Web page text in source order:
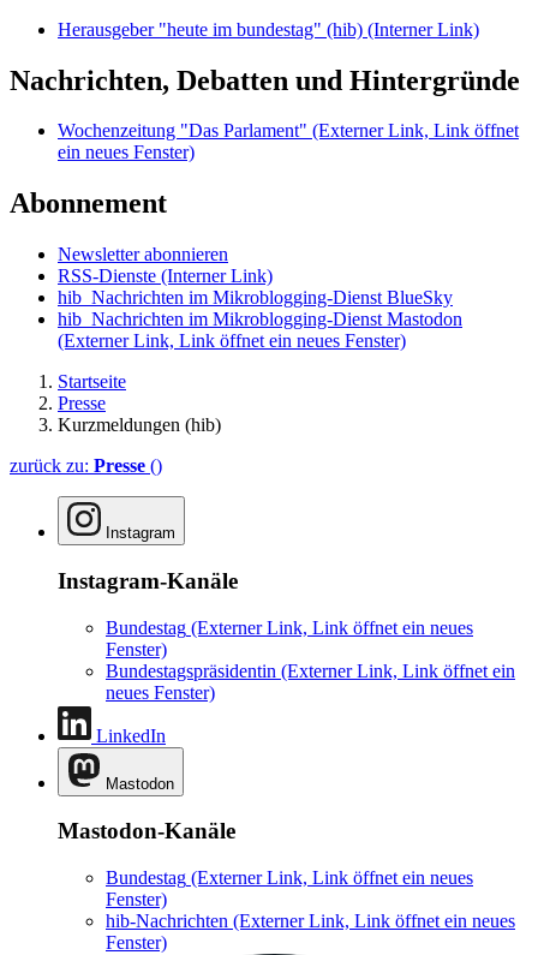
Herausgeber "heute im bundestag" (hib) (Interner Link)
Nachrichten, Debatten und Hintergründe
Wochenzeitung "Das Parlament" (Externer Link, Link öffnet
ein neues Fenster)
Abonnement
Newsletter abonnieren
RSS-Dienste (Interner Link)
hib_Nachrichten im Mikroblogging-Dienst BlueSky
hib_Nachrichten im Mikroblogging-Dienst Mastodon
(Externer Link, Link öffnet ein neues Fenster)
Startseite
Presse
Kurzmeldungen (hib)
zurück zu: Presse ()
Instagram
Instagram-Kanäle
Bundestag (Externer Link, Link öffnet ein neues
Fenster)
Bundestagspräsidentin (Externer Link, Link öffnet ein
neues Fenster)
LinkedIn
Mastodon
Mastodon-Kanäle
Bundestag (Externer Link, Link öffnet ein neues
Fenster)
hib-Nachrichten (Externer Link, Link öffnet ein neues
Fenster)